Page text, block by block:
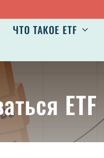
ЧТО ТАКОЕ ETF